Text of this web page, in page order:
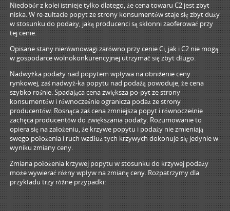
Niedobór z kolei istnieje tylko dlatego, że cena towaru C2 jest zbyt
niska. W re-zultacie popyt ze strony konsumentów staje się zbyt duży
w stosunku do podaży, jaką producenci są skłonni zaoferować przy
tej cenie.
Opisane stany nierównowagi zarówno przy cenie Ci, jak i C2 nie mogą
w gospodarce wolnokonkurencyjnej utrzymać się zbyt długo.
Nadwyżka podaży nad popytem wpływa na obniżenie ceny
rynkowej, zaś nadwyż-ka popytu nad podażą powoduje, że cena
szybko rośnie. Spadająca cena zwiększa po-pyt ze strony
konsumentów i równocześnie ogranicza podaż ze strony
producentów. Rosnąca zaś cena zmniejsza popyt i równocześnie
zachęca producentów do zwiększania podaży. Rozumowanie to
opiera się na założeniu, że krzywe popytu i podaży nie zmieniają
swego położenia i ruch wzdłuż tych krzywych dokonuje się jedynie w
wyniku zmiany ceny.
Zmiana położenia krzywej popytu w stosunku do krzywej podaży
może wywierać różny wpływ na zmianę ceny. Rozpatrzymy dla
przykładu trzy różne przypadki: